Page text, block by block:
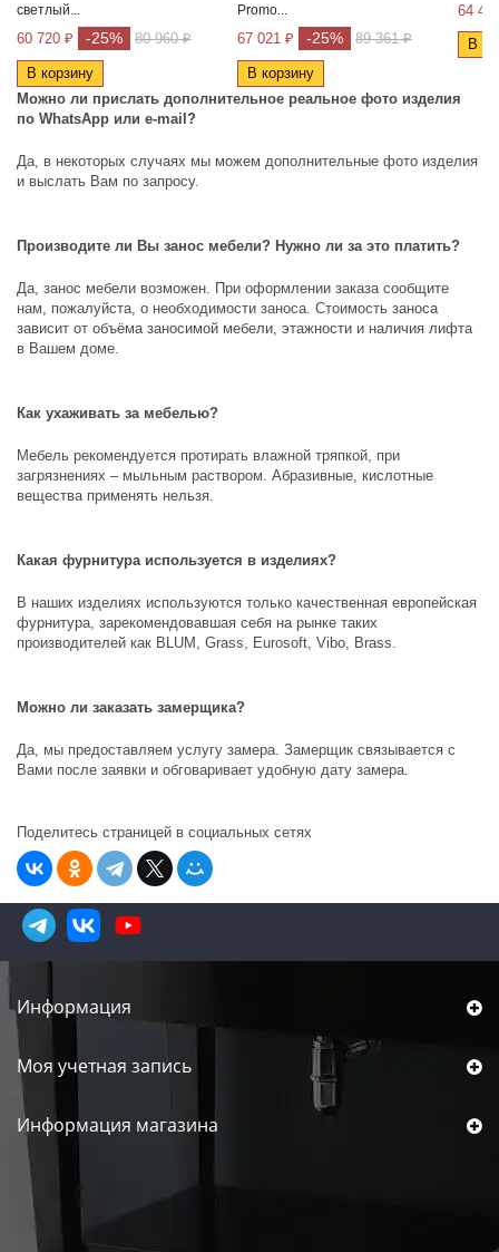
светлый...
60 720 ₽ -25% 80 960 ₽
В корзину
Promo...
67 021 ₽ -25% 89 361 ₽
В корзину
64
В
Можно ли прислать дополнительное реальное фото изделия
по WhatsApp или e-mail?
Да, в некоторых случаях мы можем дополнительные фото изделия
и выслать Вам по запросу.
Производите ли Вы занос мебели? Нужно ли за это платить?
Да, занос мебели возможен. При оформлении заказа сообщите
нам, пожалуйста, о необходимости заноса. Стоимость заноса
зависит от объёма заносимой мебели, этажности и наличия лифта
в Вашем доме.
Как ухаживать за мебелью?
Мебель рекомендуется протирать влажной тряпкой, при
загрязнениях – мыльным раствором. Абразивные, кислотные
вещества применять нельзя.
Какая фурнитура используется в изделиях?
В наших изделиях используются только качественная европейская
фурнитура, зарекомендовавшая себя на рынке таких
производителей как BLUM, Grass, Eurosoft, Vibo, Brass
Можно ли заказать замерщика?
Да, мы предоставляем услугу замера. Замерщик связывается с
Вами после заявки и обговаривает удобную дату замера.
Поделитесь страницей в социальных сетях
Информация
Моя учетная запись
Информация магазина